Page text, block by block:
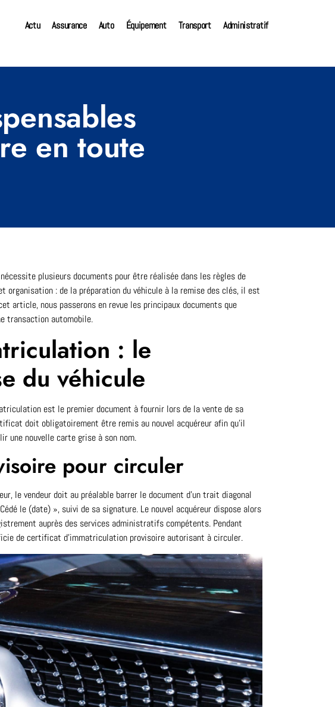
Actu Assurance Auto Équipement Transport Administratif
en toute
plusieurs documents pour être réalisée dans les règles de
organisation : de la préparation du véhicule à la remise des clés, il est
article, nous passerons en revue les principaux documents que
transaction automobile.
: le
du véhicule
est le premier document à fournir lors de la vente de sa
doit obligatoirement être remis au nouvel acquéreur afin qu’il
une nouvelle carte grise à son nom.
pour circuler
le vendeur doit au préalable barrer le document d’un trait diagonal
le (date) », suivi de sa signature. Le nouvel acquéreur dispose alors
auprès des services administratifs compétents. Pendant
de certificat d’immatriculation provisoire autorisant à circuler.